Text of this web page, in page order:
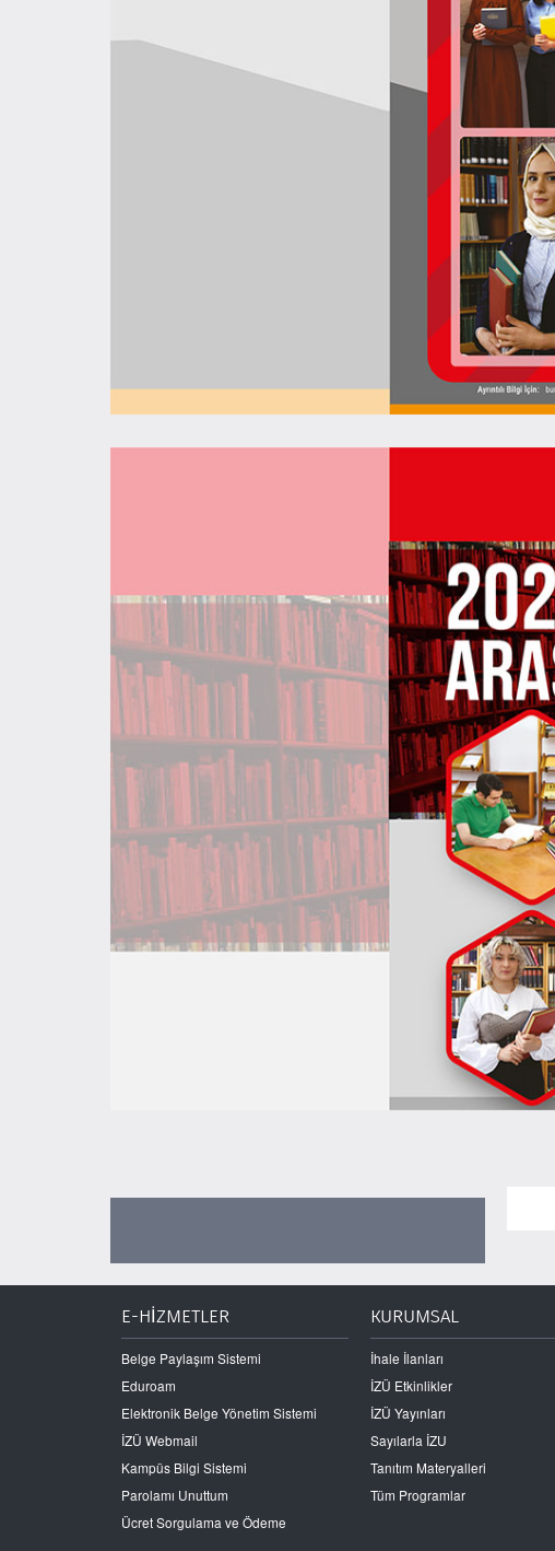
E-HİZMETLER
Belge Paylaşım Sistemi
Eduroam
Elektronik Belge Yönetim Sistemi
İZÜ Webmail
Kampüs Bilgi Sistemi
Parolamı Unuttum
Ücret Sorgulama ve Ödeme
KURUMSAL
İhale İlanları
İZÜ Etkinlikler
İZÜ Yayınları
Sayılarla İZU
Tanıtım Materyalleri
Tüm Programlar